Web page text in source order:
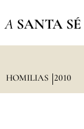
A SANTA SÉ
HOMILIAS 2010